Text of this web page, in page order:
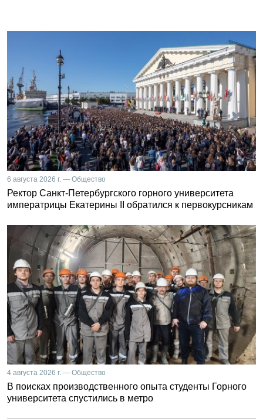
6 августа 2026 г. — Общество
Ректор Санкт-Петербургского горного университета
императрицы Екатерины II обратился к первокурсникам
4 августа 2026 г. — Общество
В поисках производственного опыта студенты Горного
университета спустились в метро